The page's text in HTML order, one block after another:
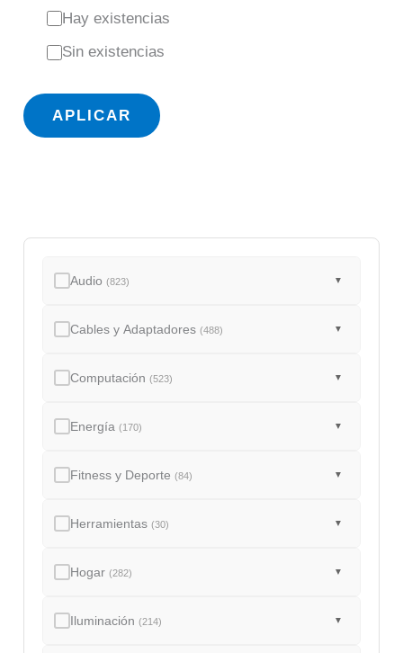
E
s
d
Hay existencias
Sin existencias
APLICAR
Audio(823) ▼
Cables y Adaptadores(488) ▼
Computación(523) ▼
Energía(170) ▼
Fitness y Deporte(84) ▼
Herramientas(30) ▼
Hogar(282) ▼
Iluminación(214) ▼